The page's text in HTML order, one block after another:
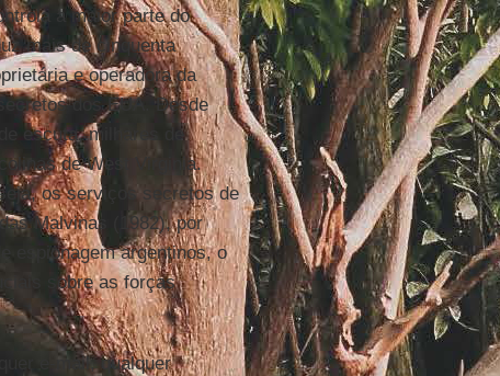
a maior parte do
mais de cinquenta
e operadora da
dos EUA. Desde
escuta, milhares de
de West Virginia.
os serviços secretos de
Malvinas (1982), por
espionagem argentinos, o
sobre as forças
e-mail, qualquer